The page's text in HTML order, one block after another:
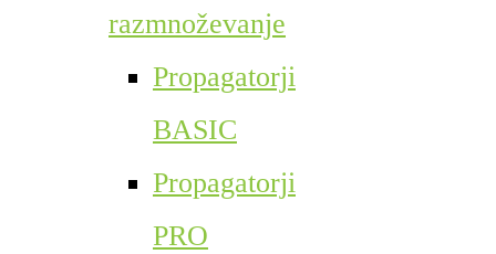
razmnoževanje
Propagatorji
BASIC
Propagatorji
PRO